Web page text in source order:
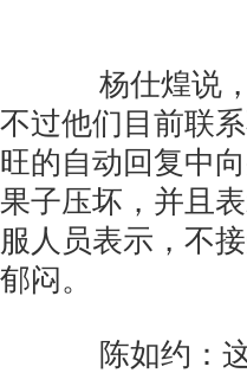
杨仕煌说，
不过他们目前联
旺的自动回复中
果子压坏，并且
服人员表示，不
郁闷。
陈如约：这